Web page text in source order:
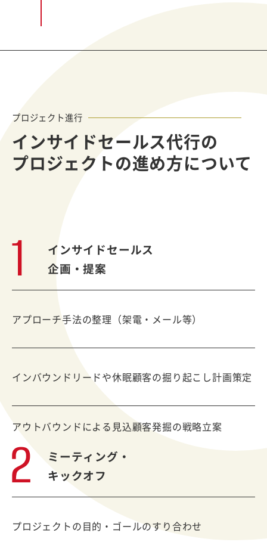
プロジェクト進行
インサイドセールス代行の
プロジェクトの進め方について
インサイドセールス
企画・提案
アプローチ手法の整理（架電・メール等）
インバウンドリードや休眠顧客の掘り起こし計画策定
アウトバウンドによる見込顧客発掘の戦略立案
ミーティング・
キックオフ
プロジェクトの目的・ゴールのすり合わせ